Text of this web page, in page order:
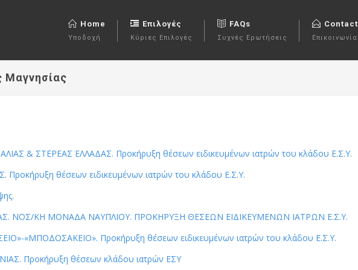
Home
Υποδοχή
Επιλογές
Κύριες Επιλογές
FAQs
Συχνές Ερωτήσεις
Contact
Επικοινωνία
Μαγνησίας
& ΣΤΕΡΕΑΣ ΕΛΛΑΔΑΣ. Προκήρυξη θέσεων ειδικευμένων ιατρών του κλάδου Ε.Σ.Υ.
θέσεων ειδικευμένων ιατρών του κλάδου Ε.Σ.Υ.
ΝΟΣ/ΚΗ ΜΟΝΑΔΑ ΝΑΥΠΛΙΟΥ. ΠΡΟΚΗΡΥΞΗ ΘΕΣΕΩΝ ΕΙΔΙΚΕΥΜΕΝΩΝ ΙΑΤΡΩΝ Ε.Σ.Υ.
«ΜΠΟΔΟΣΑΚΕΙΟ». Προκήρυξη θέσεων ειδικευμένων ιατρών του κλάδου Ε.Σ.Υ.
Προκήρυξη θέσεων κλάδου ιατρών ΕΣΥ